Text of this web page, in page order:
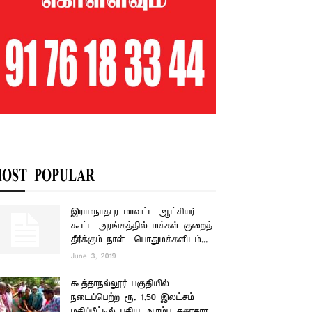
POPULAR
இராமநாதபுர மாவட்ட ஆட்சியர்
கூட்ட அரங்கத்தில் மக்கள் குறைத்
தீர்க்கும் நாள் – பொதுமக்களிடம்...
June 3, 2019
கூத்தாநல்லூர் பகுதியில்
நடைப்பெற்ற ரூ. 1.50 இலட்சம்